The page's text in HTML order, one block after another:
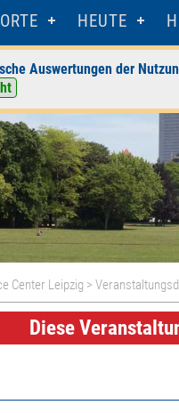
ORTE HEUTE
Auswertungen der
Center Leipzig >
Diese